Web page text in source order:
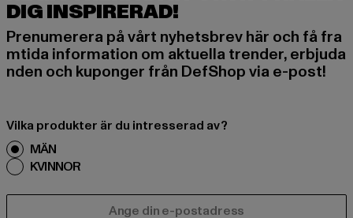
DIG INSPIRERAD!
Prenumerera på vårt nyhetsbrev här och få fra
mtida information om aktuella trender, erbjuda
nden och kuponger från DefShop via e-post!
Vilka produkter är du intresserad av?
MÄN
KVINNOR